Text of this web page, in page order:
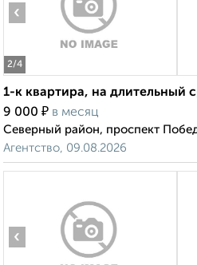
2/4
‹
1-к квартира, на длительный
9 000 ₽ в месяц
Северный район, проспект
Агентство, 09.08.2026
‹